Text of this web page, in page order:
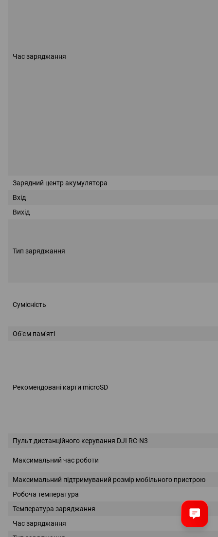
Час заряджання
Зарядний центр акумулятора
Вхід
Вихід
Тип заряджання
Сумісність
Об'єм пам'яті
Рекомендовані карти microSD
Пульт дистанційного керування DJI RC-N3
Максимальний час роботи
Максимальний підтримуваний розмір мобільного пристрою
Робоча температура
Температура заряджання
Час заряджання